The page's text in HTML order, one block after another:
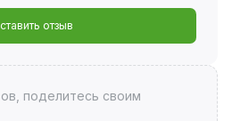
отзыв
поделитесь своим